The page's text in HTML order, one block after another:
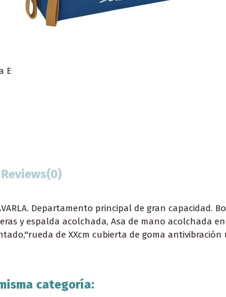
Reviews(0)
Departamento principal de gran
y espalda acolchada, Asa de mano acolchada
de XXcm cubierta de goma
categoría: